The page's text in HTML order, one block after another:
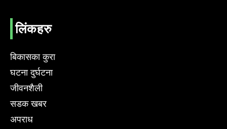
लिंकहरु
बिकासका कुरा
घटना दुर्घटना
जीवनशैली
सडक खबर
अपराध